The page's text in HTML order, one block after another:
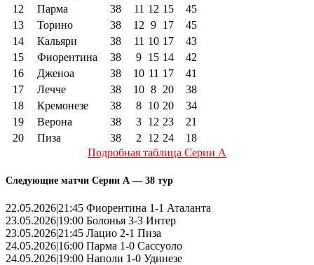
12
Парма 38 11 12 15
45
13
Торино 38 12 9 17
45
14
Кальяри 38 11 10 17
43
15
Фиорентина 38 9 15 14
42
16
Дженоа 38 10 11 17
41
17
Лечче 38 10 8 20
38
18
Кремонезе 38 8 10 20
34
19
Верона 38 3 12 23
21
20
Пиза 38 2 12 24
18
Подробная таблица Серии А
Следующие матчи Серии А — 38 тур
22.05.2026|21:45 Фиорентина 1-1 Аталанта
23.05.2026|19:00 Болонья 3-3 Интер
23.05.2026|21:45 Лацио 2-1 Пиза
24.05.2026|16:00 Парма 1-0 Сассуоло
24.05.2026|19:00 Наполи 1-0 Удинезе